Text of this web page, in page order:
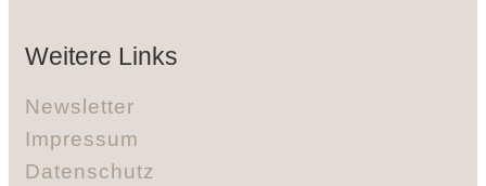
Weitere Links
Newsletter
Impressum
Datenschutz